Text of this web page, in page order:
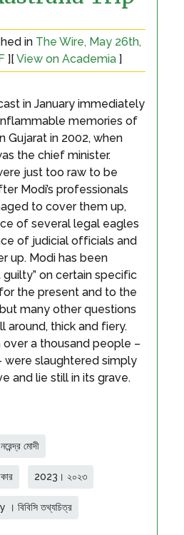
in The Wire, May 26th,
][ View on Academia ]
in January immediately
memories of
Gujarat in 2002, when
the chief minister.
just too raw to be
Modi’s professionals
to cover them up,
of several legal eagles
of judicial officials and
up. Modi has been
on certain specific
the present and to the
many other questions
around, thick and fiery.
over a thousand people –
were slaughtered simply
and lie still in its grave.
মোদী
2023। ২০২৩
বিবিসি তথ্যচিত্র